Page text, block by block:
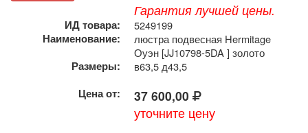
Гарантия лучшей цены.
ИД товара:
5249199
Наименование:
люстра подвесная Hermitage
Оуэн [JJ10798-5DA ] золото
Размеры:
в63,5 д43,5
Цена от:
37 600,00
уточните цену